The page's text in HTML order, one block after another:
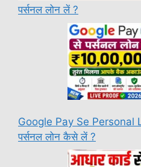
पर्सनल लोन लें ?
Google Pay Se Personal
पर्सनल लोन कैसे लें ?